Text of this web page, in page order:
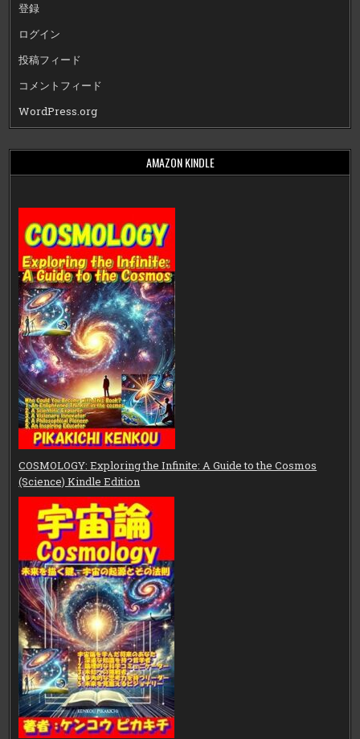
登録
ログイン
投稿フィード
コメントフィード
WordPress.org
AMAZON KINDLE
COSMOLOGY: Exploring the Infinite: A Guide to the Cosmos
(Science) Kindle Edition